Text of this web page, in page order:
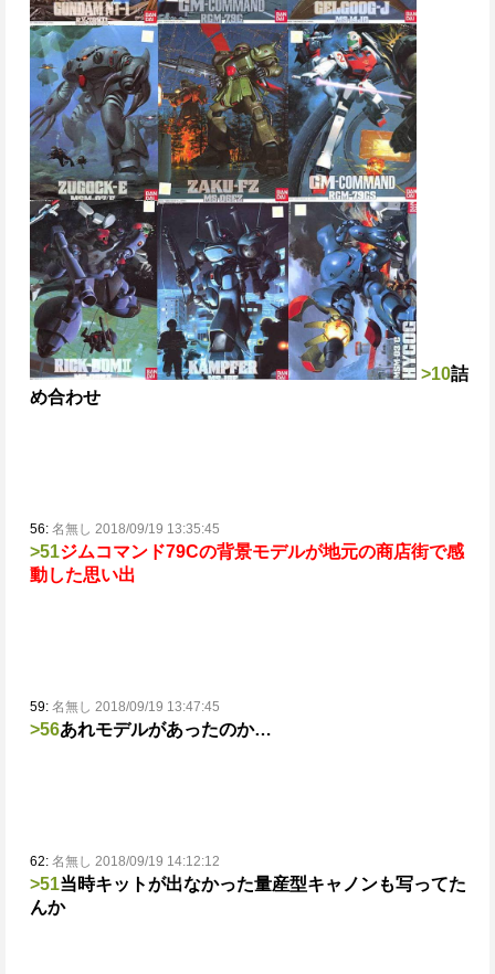
>10詰
め合わせ
56: 名無し 2018/09/19 13:35:45
>51ジムコマンド79Cの背景モデルが地元の商店街で感
動した思い出
59: 名無し 2018/09/19 13:47:45
>56あれモデルがあったのか…
62: 名無し 2018/09/19 14:12:12
>51当時キットが出なかった量産型キャノンも写ってた
んか